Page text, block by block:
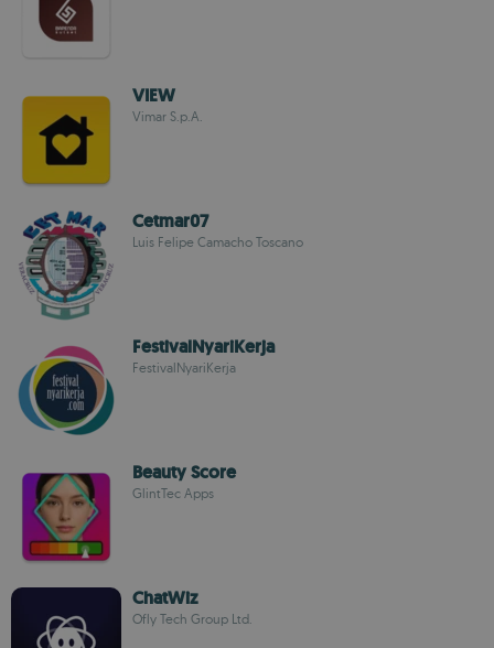
VIEW
Vimar S.p.A.
Cetmar07
Luis Felipe Camacho Toscano
FestivalNyariKerja
FestivalNyariKerja
Beauty Score
GlintTec Apps
ChatWiz
Ofly Tech Group Ltd.